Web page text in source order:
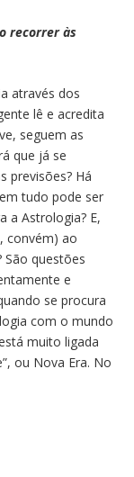
recorrer às
através dos
lê e acredita
seguem as
que já se
previsões? Há
tudo pode ser
a Astrologia? E,
convém) ao
questões
e
se procura
com o mundo
muito ligada
ou Nova Era. No